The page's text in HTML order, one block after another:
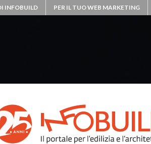
INFOBUILD PER IL TUO WEB MARKETING